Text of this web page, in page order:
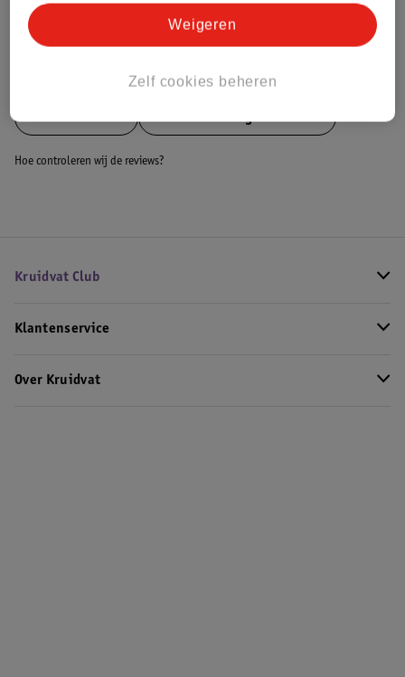
Bestel & Bezorginformatie
Hoe controleren wij de reviews?
Kruidvat Club
Klantenservice
Over Kruidvat
Zelf cookies beheren
Weigeren